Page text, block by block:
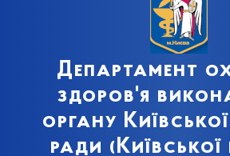
Департамент
здоров'я
органу
ради (Київської